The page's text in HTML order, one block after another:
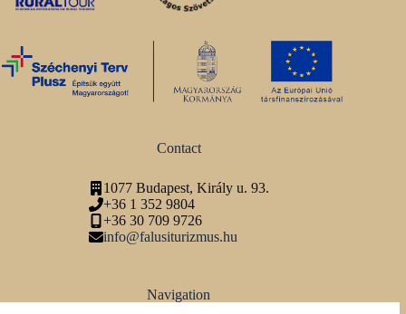
Contact
1077 Budapest, Király u. 93.
+36 1 352 9804
+36 30 709 9726
info@falusiturizmus.hu
Navigation